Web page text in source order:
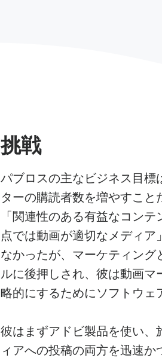
挑戦
パブロスの主なビジネス目標
ターの購読者数を増やすこ
「関連性のある有益なコン
点では動画が適切なメディ
なかったが、マーケティン
ルに後押しされ、彼は動画
略的にするためにソフトウェ
彼はまずアドビ製品を使い
ィアへの投稿の両方を迅速